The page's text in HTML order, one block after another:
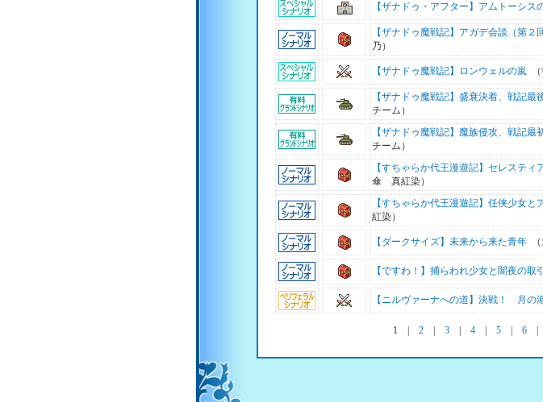
【ザナドゥ・アフター】アムトーシス
【ザナドゥ魔戦記】アガデ会談（第２
乃）
【ザナドゥ魔戦記】ロンウェルの嵐
【ザナドゥ魔戦記】盛衰決着、戦記最
チーム）
【ザナドゥ魔戦記】魔族侵攻、戦記最
チーム）
【すちゃらか代王漫遊記】セレスティ
傘 真紅染）
【すちゃらか代王漫遊記】任侠少女と
紅染）
【ダークサイズ】未来から来た青年
【ですわ！】捕らわれ少女と闇夜の取引
【ニルヴァーナへの道】決戦！ 月の
1 2| 3| 4| 5| 6|